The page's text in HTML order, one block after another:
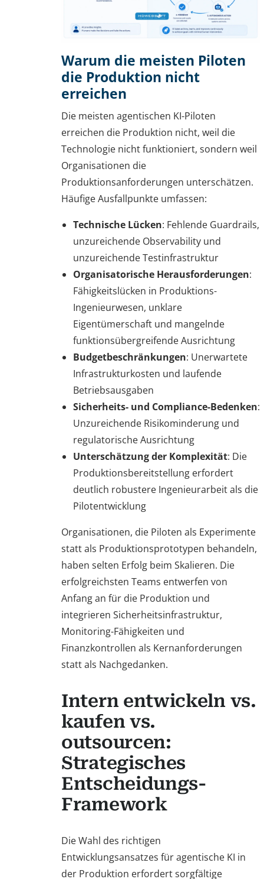
Warum die meisten Piloten
die Produktion nicht
erreichen
Die meisten agentischen KI-Piloten
erreichen die Produktion nicht, weil die
Technologie nicht funktioniert, sondern weil
Organisationen die
Produktionsanforderungen unterschätzen.
Häufige Ausfallpunkte umfassen:
Technische Lücken: Fehlende Guardrails,
unzureichende Observability und
unzureichende Testinfrastruktur
Organisatorische Herausforderungen:
Fähigkeitslücken in Produktions-
Ingenieurwesen, unklare
Eigentümerschaft und mangelnde
funktionsübergreifende Ausrichtung
Budgetbeschränkungen: Unerwartete
Infrastrukturkosten und laufende
Betriebsausgaben
Sicherheits- und Compliance-Bedenken:
Unzureichende Risikominderung und
regulatorische Ausrichtung
Unterschätzung der Komplexität: Die
Produktionsbereitstellung erfordert
deutlich robustere Ingenieurarbeit als die
Pilotentwicklung
Organisationen, die Piloten als Experimente
statt als Produktionsprototypen behandeln,
haben selten Erfolg beim Skalieren. Die
erfolgreichsten Teams entwerfen von
Anfang an für die Produktion und
integrieren Sicherheitsinfrastruktur,
Monitoring-Fähigkeiten und
Finanzkontrollen als Kernanforderungen
statt als Nachgedanken.
Intern entwickeln vs.
kaufen vs.
outsourcen:
Strategisches
Entscheidungs-
Framework
Die Wahl des richtigen
Entwicklungsansatzes für agentische KI in
der Produktion erfordert sorgfältige